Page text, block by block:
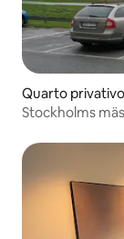
Quarto privativo
Stockholms